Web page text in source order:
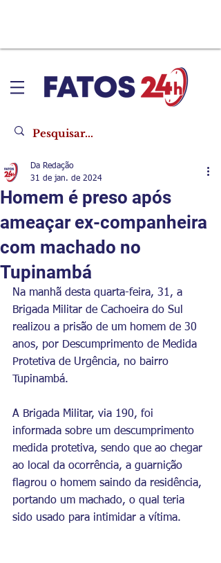
Homem é preso após
ameaçar ex-companheira
com machado no
Tupinambá
Da Redação
31 de jan. de 2024
Na manhã desta quarta-feira, 31, a
Brigada Militar de Cachoeira do Sul
realizou a prisão de um homem de 30
anos, por Descumprimento de Medida
Protetiva de Urgência, no bairro
Tupinambá.
A Brigada Militar, via 190, foi
informada sobre um descumprimento
medida protetiva, sendo que ao chegar
ao local da ocorrência, a guarnição
flagrou o homem saindo da residência,
portando um machado, o qual teria
sido usado para intimidar a vítima.